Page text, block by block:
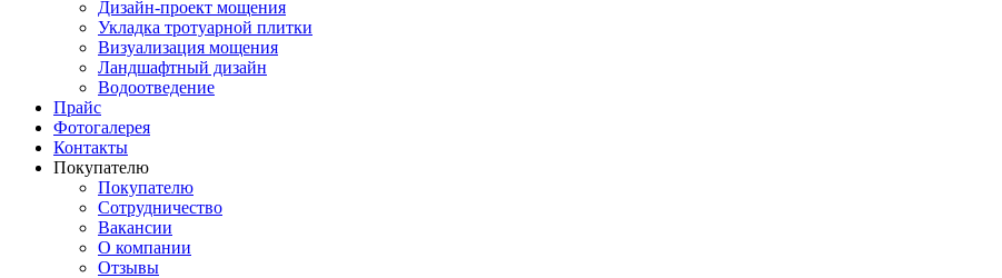
Дизайн-проект мощения
Укладка тротуарной плитки
Визуализация мощения
Ландшафтный дизайн
Водоотведение
Прайс
Фотогалерея
Контакты
Покупателю
Покупателю
Сотрудничество
Вакансии
О компании
Отзывы